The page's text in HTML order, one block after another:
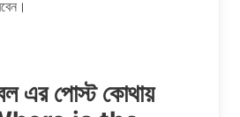
এর পোস্ট কোথায়